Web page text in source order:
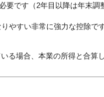
要です（2年目以降は年末調
やすい非常に強力な控除です
る場合、本業の所得と合算